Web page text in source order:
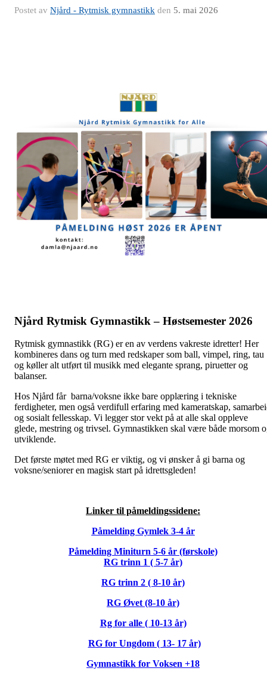
Postet av Njård - Rytmisk gymnastikk den 5. mai 2026
Njård Rytmisk Gymnastikk – Høstsemester 2026
Rytmisk gymnastikk (RG) er en av verdens vakreste idretter! Her
kombineres dans og turn med redskaper som ball, vimpel, ring, tau
og køller alt utført til musikk med elegante sprang, piruetter og
balanser.
Hos Njård får barna/voksne ikke bare opplæring i tekniske
ferdigheter, men også verdifull erfaring med kameratskap,
og sosialt fellesskap. Vi legger stor vekt på at alle skal oppleve
glede, mestring og trivsel. Gymnastikken skal være både morsom
utviklende.
Det første møtet med RG er viktig, og vi ønsker å gi barna og
voksne/seniorer en magisk start på idrettsgleden!
Linker til påmeldingssidene:
Påmelding Gymlek 3-4 år
Påmelding Miniturn 5-6 år (førskole)
RG trinn 1 ( 5-7 år)
RG trinn 2 ( 8-10 år)
RG Øvet (8-10 år)
Rg for alle ( 10-13 år)
RG for Ungdom ( 13- 17 år)
Gymnastikk for Voksen +18